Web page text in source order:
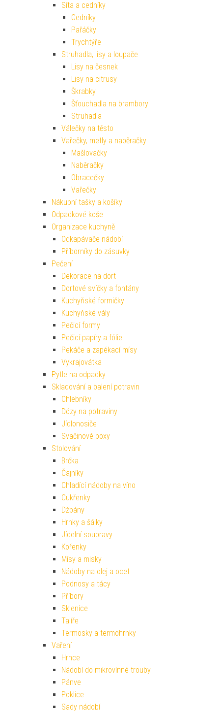
Lisy na česnek
Lisy na citrusy
Škrabky
Šťouchadla na brambory
Struhadla
Válečky na těsto
Vařečky, metly a naběračky
Mašlovačky
Naběračky
Obracečky
Vařečky
Nákupní tašky a košíky
Odpadkové koše
Organizace kuchyně
Odkapávače nádobí
Příborníky do zásuvky
Pečení
Dekorace na dort
Dortové svíčky a fontány
Kuchyňské formičky
Kuchyňské vály
Pečicí formy
Pečicí papíry a fólie
Pekáče a zapékací mísy
Vykrajovátka
Pytle na odpadky
Skladování a balení potravin
Chlebníky
Dózy na potraviny
Jídlonosiče
Svačinové boxy
Stolování
Brčka
Čajníky
Chladící nádoby na víno
Cukřenky
Džbány
Hrnky a šálky
Jídelní soupravy
Kořenky
Mísy a misky
Nádoby na olej a ocet
Podnosy a tácy
Příbory
Sklenice
Talíře
Termosky a termohrnky
Vaření
Hrnce
Nádobí do mikrovlnné trouby
Pánve
Poklice
Sady nádobí
Zavařování
Zavařovací sklenice
Zavařovací víčka
Sport a outdoor
Outdoorové vybavení